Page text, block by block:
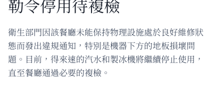
勒令停用待複檢
衛生部門因該餐廳未能保持物理設施處於良好維修狀
態而發出違規通知，特別是機器下方的地板損壞問
題。目前，得來速的汽水和製冰機將繼續停止使用，
直至餐廳通過必要的複檢。